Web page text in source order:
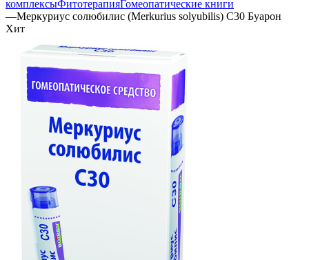
комплексыФитотерапияГомеопатические книги
—Меркуриус солюбилис (Merkurius solyubilis) C30 Буарон
Хит